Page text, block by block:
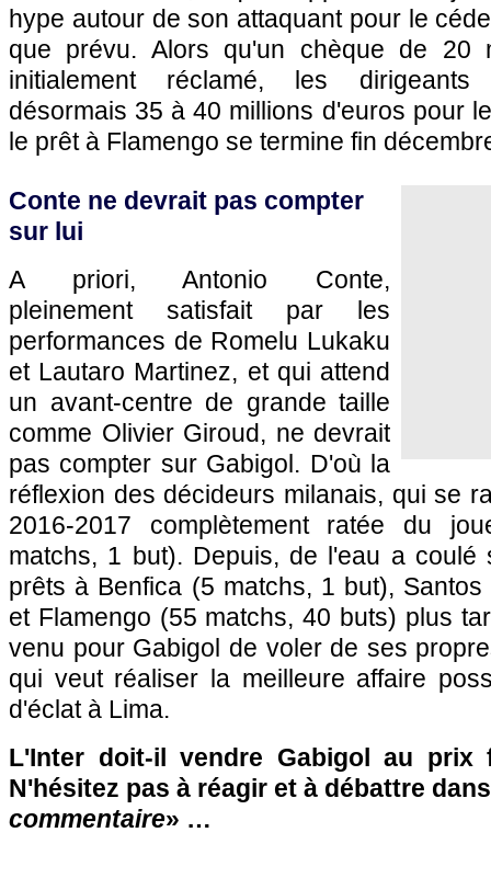
hype autour de son attaquant pour le
que prévu. Alors qu'un chèque de 20
initialement réclamé, les dirigeants
désormais 35 à 40 millions d'euros pour
le prêt à Flamengo se termine fin
Conte ne devrait pas compter
sur lui
A priori, Antonio Conte,
pleinement satisfait par les
performances de Romelu Lukaku
et Lautaro Martinez, et qui attend
un avant-centre de grande taille
comme Olivier Giroud, ne devrait
pas compter sur Gabigol. D'où la
réflexion des décideurs milanais, qui se
2016-2017 complètement ratée du
matchs, 1 but). Depuis, de l'eau a coulé
prêts à Benfica (5 matchs, 1 but),
et Flamengo (55 matchs, 40 buts) plus
venu pour Gabigol de voler de ses
qui veut réaliser la meilleure affaire
d'éclat à Lima.
L'Inter doit-il vendre Gabigol au
N'hésitez pas à réagir et à débattre
commentaire» …